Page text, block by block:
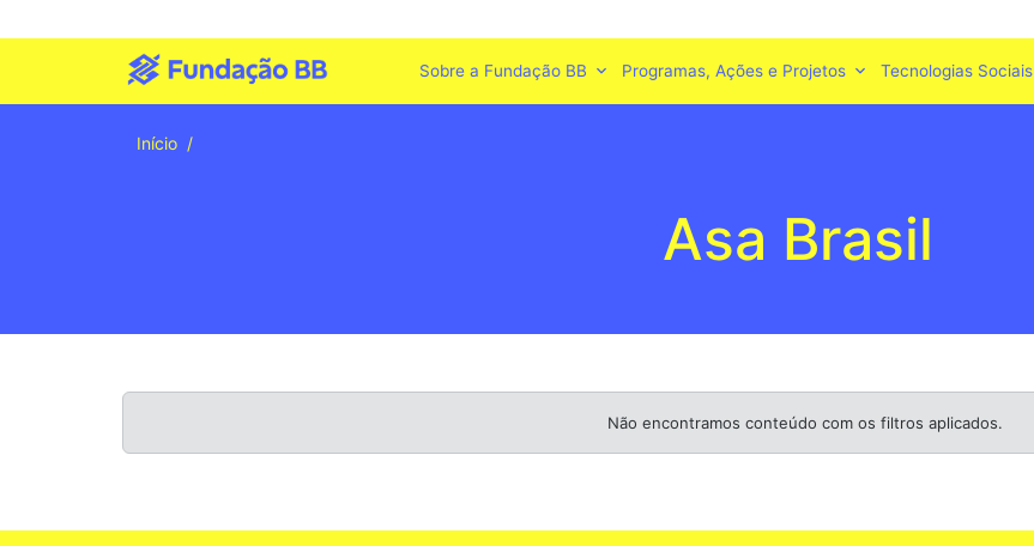
Sobre a Fundação BB Programas, Ações e Projetos Tecnologias Sociais
Início
Asa Brasil
Não encontramos conteúdo com os filtros aplicados.